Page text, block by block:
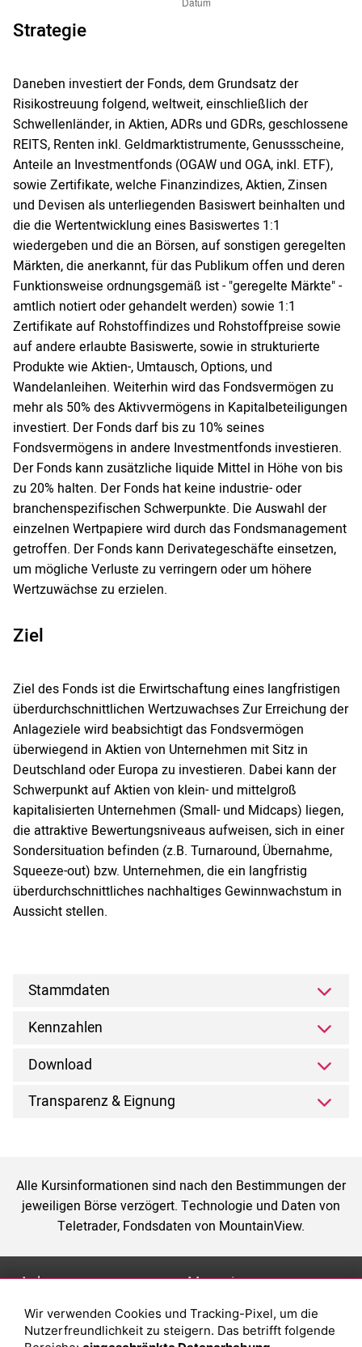
Strategie
Daneben investiert der Fonds, dem Grundsatz der
Risikostreuung folgend, weltweit, einschließlich der
Schwellenländer, in Aktien, ADRs und GDRs, geschlossene
REITS, Renten inkl. Geldmarktistrumente, Genussscheine,
Anteile an Investmentfonds (OGAW und OGA, inkl. ETF),
sowie Zertifikate, welche Finanzindizes, Aktien, Zinsen
und Devisen als unterliegenden Basiswert beinhalten und
die die Wertentwicklung eines Basiswertes 1:1
wiedergeben und die an Börsen, auf sonstigen geregelten
Märkten, die anerkannt, für das Publikum offen und deren
Funktionsweise ordnungsgemäß ist - "geregelte Märkte" -
amtlich notiert oder gehandelt werden) sowie 1:1
Zertifikate auf Rohstoffindizes und Rohstoffpreise sowie
auf andere erlaubte Basiswerte, sowie in strukturierte
Produkte wie Aktien-, Umtausch, Options, und
Wandelanleihen. Weiterhin wird das Fondsvermögen zu
mehr als 50% des Aktivvermögens in Kapitalbeteiligungen
investiert. Der Fonds darf bis zu 10% seines
Fondsvermögens in andere Investmentfonds investieren.
Der Fonds kann zusätzliche liquide Mittel in Höhe von bis
zu 20% halten. Der Fonds hat keine industrie- oder
branchenspezifischen Schwerpunkte. Die Auswahl der
einzelnen Wertpapiere wird durch das Fondsmanagement
getroffen. Der Fonds kann Derivategeschäfte einsetzen,
um mögliche Verluste zu verringern oder um höhere
Wertzuwächse zu erzielen.
Ziel
Ziel des Fonds ist die Erwirtschaftung eines langfristigen
überdurchschnittlichen Wertzuwachses Zur Erreichung der
Anlageziele wird beabsichtigt das Fondsvermögen
überwiegend in Aktien von Unternehmen mit Sitz in
Deutschland oder Europa zu investieren. Dabei kann der
Schwerpunkt auf Aktien von klein- und mittelgroß
kapitalisierten Unternehmen (Small- und Midcaps) liegen,
die attraktive Bewertungsniveaus aufweisen, sich in einer
Sondersituation befinden (z.B. Turnaround, Übernahme,
Squeeze-out) bzw. Unternehmen, die ein langfristig
überdurchschnittliches nachhaltiges Gewinnwachstum in
Aussicht stellen.
Stammdaten
Kennzahlen
Download
Transparenz & Eignung
Alle Kursinformationen sind nach den Bestimmungen der
jeweiligen Börse verzögert. Technologie und Daten von
Teletrader, Fondsdaten von MountainView.
Anlage
Depot eröffnen
Depot vergleichen
Magazin
Was sind sind ETFs?
Sparplan Vorteile
Wir verwenden Cookies und Tracking-Pixel, um die
Nutzerfreundlichkeit zu steigern. Das betrifft folgende